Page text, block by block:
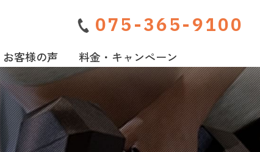
075-365-9100
お客様の声 料金・キャンぺーン